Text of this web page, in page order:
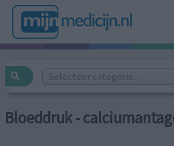
Selecteer categorie...
Bloeddruk -